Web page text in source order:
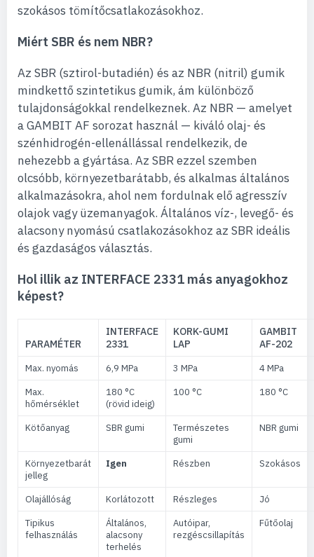
szokásos tömítőcsatlakozásokhoz.
Miért SBR és nem NBR?
Az SBR (sztirol-butadién) és az NBR (nitril) gumik
mindkettő szintetikus gumik, ám különböző
tulajdonságokkal rendelkeznek. Az NBR — amelyet
a GAMBIT AF sorozat használ — kiváló olaj- és
szénhidrogén-ellenállással rendelkezik, de
nehezebb a gyártása. Az SBR ezzel szemben
olcsóbb, környezetbarátabb, és alkalmas általános
alkalmazásokra, ahol nem fordulnak elő agresszív
olajok vagy üzemanyagok. Általános víz-, levegő- és
alacsony nyomású csatlakozásokhoz az SBR ideális
és gazdaságos választás.
Hol illik az INTERFACE 2331 más anyagokhoz
képest?
PARAMÉTER
INTERFACE
2331
KORK-GUMI
LAP
GAMBIT
AF-202
Max. nyomás 6,9 MPa 3 MPa
4 MPa
Max.
hőmérséklet
180 °C
(rövid ideig)
100 °C 180 °C
Kötőanyag SBR gumi
Természetes
gumi
NBR gumi
Környezetbarát
jelleg
Igen Részben Szokásos
Olajállóság Korlátozott Részleges
Jó
Tipikus
felhasználás
Általános,
alacsony
terhelés
Autóipar,
rezgéscsillapítás
Fűtőolaj